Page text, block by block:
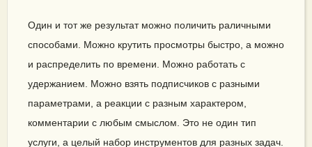
Один и тот же результат можно поличить раличными
способами. Можно крутить просмотры быстро, а можно
и распределить по времени. Можно работать с
удержанием. Можно взять подписчиков с разными
параметрами, а реакции с разным характером,
комментарии с любым смыслом. Это не один тип
услуги, а целый набор инструментов для разных задач.